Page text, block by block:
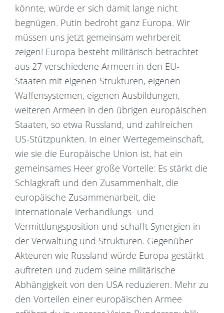
könnte, würde er sich damit lange nicht
begnügen. Putin bedroht ganz Europa. Wir
müssen uns jetzt gemeinsam wehrbereit
zeigen! Europa besteht militärisch betrachtet
aus 27 verschiedene Armeen in den EU-
Staaten mit eigenen Strukturen, eigenen
Waffensystemen, eigenen Ausbildungen,
weiteren Armeen in den übrigen europäischen
Staaten, so etwa Russland, und zahlreichen
US-Stützpunkten. In einer Wertegemeinschaft,
wie sie die Europäische Union ist, hat ein
gemeinsames Heer große Vorteile: Es stärkt die
Schlagkraft und den Zusammenhalt, die
europäische Zusammenarbeit, die
internationale Verhandlungs- und
Vermittlungsposition und schafft Synergien in
der Verwaltung und Strukturen. Gegenüber
Akteuren wie Russland würde Europa gestärkt
auftreten und zudem seine militärische
Abhängigkeit von den USA reduzieren. Mehr zu
den Vorteilen einer europäischen Armee